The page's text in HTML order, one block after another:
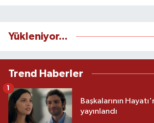
Yükleniyor...
Trend Haberler
Başkalarının
yayınlandı
1